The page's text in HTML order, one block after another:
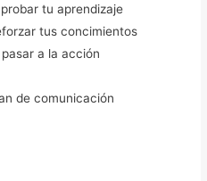
tu aprendizaje
tus concimientos
a la acción
de comunicación